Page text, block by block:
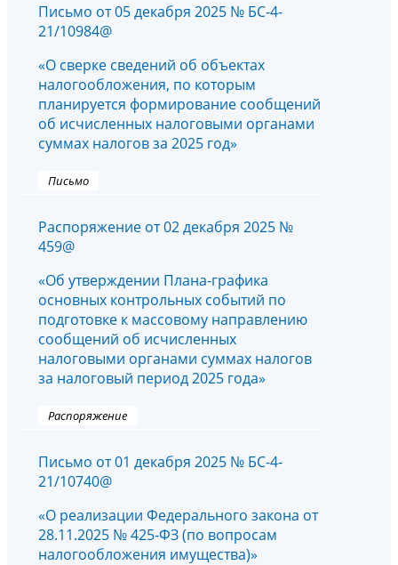
Письмо от 05 декабря 2025 № БС-4-
21/10984@
«О сверке сведений об объектах
налогообложения, по которым
планируется формирование сообщений
об исчисленных налоговыми органами
суммах налогов за 2025 год»
Письмо
Распоряжение от 02 декабря 2025 №
459@
«Об утверждении Плана-графика
основных контрольных событий по
подготовке к массовому направлению
сообщений об исчисленных
налоговыми органами суммах налогов
за налоговый период 2025 года»
Распоряжение
Письмо от 01 декабря 2025 № БС-4-
21/10740@
«О реализации Федерального закона от
28.11.2025 № 425-ФЗ (по вопросам
налогообложения имущества)»